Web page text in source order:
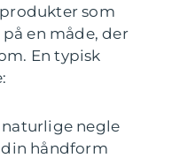
som
en måde, der
En typisk
negle
håndform